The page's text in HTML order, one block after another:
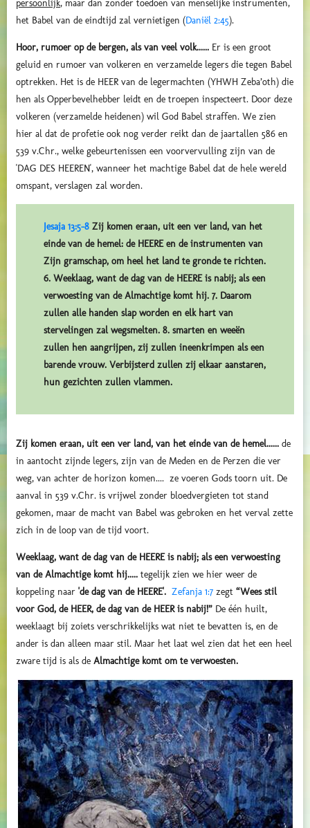
persoonlijk, maar dan zonder toedoen van menselijke instrumenten,
het Babel van de eindtijd zal vernietigen (Daniël 2:45).
Hoor, rumoer op de bergen, als van veel volk...... Er is een groot
geluid en rumoer van volkeren en verzamelde legers die tegen Babel
optrekken. Het is de HEER van de legermachten (YHWH Zeba’oth) die
hen als Opperbevelhebber leidt en de troepen inspecteert. Door deze
volkeren (verzamelde heidenen) wil God Babel straffen. We zien
hier al dat de profetie ook nog verder reikt dan de jaartallen 586 en
539 v.Chr., welke gebeurtenissen een voorvervulling zijn van de
'DAG DES HEEREN', wanneer het machtige Babel dat de hele wereld
omspant, verslagen zal worden.
Jesaja 13:5-8 Zij komen eraan, uit een ver land, van het
einde van de hemel: de HEERE en de instrumenten van
Zijn gramschap, om heel het land te gronde te richten.
6. Weeklaag, want de dag van de HEERE is nabij; als een
verwoesting van de Almachtige komt hij. 7. Daarom
zullen alle handen slap worden en elk hart van
stervelingen zal wegsmelten. 8. smarten en weeën
zullen hen aangrijpen, zij zullen ineenkrimpen als een
barende vrouw. Verbijsterd zullen zij elkaar aanstaren,
hun gezichten zullen vlammen.
Zij komen eraan, uit een ver land, van het einde van de hemel...... de
in aantocht zijnde legers, zijn van de Meden en de Perzen die ver
weg, van achter de horizon komen.... ze voeren Gods toorn uit. De
aanval in 539 v.Chr. is vrijwel zonder bloedvergieten tot stand
gekomen, maar de macht van Babel was gebroken en het verval zette
zich in de loop van de tijd voort.
Weeklaag, want de dag van de HEERE is nabij; als een verwoesting
van de Almachtige komt hij..... tegelijk zien we hier weer de
koppeling naar 'de dag van de HEERE'. Zefanja 1:7 zegt “Wees stil
voor God, de HEER, de dag van de HEER is nabij!” De één huilt,
weeklaagt bij zoiets verschrikkelijks wat niet te bevatten is, en de
ander is dan alleen maar stil. Maar het laat wel zien dat het een heel
zware tijd is als de Almachtige komt om te verwoesten.